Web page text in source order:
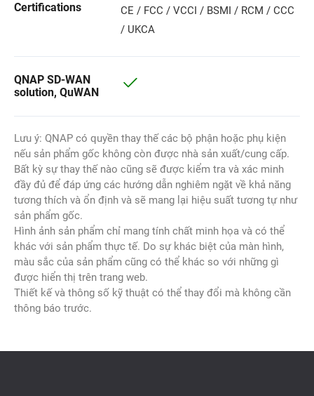
Certifications
CE / FCC / VCCI / BSMI / RCM / CCC
/ UKCA
QNAP SD-WAN
solution, QuWAN
Lưu ý: QNAP có quyền thay thế các bộ phận hoặc phụ kiện
nếu sản phẩm gốc không còn được nhà sản xuất/cung cấp.
Bất kỳ sự thay thế nào cũng sẽ được kiểm tra và xác minh
đầy đủ để đáp ứng các hướng dẫn nghiêm ngặt về khả năng
tương thích và ổn định và sẽ mang lại hiệu suất tương tự như
sản phẩm gốc.
Hình ảnh sản phẩm chỉ mang tính chất minh họa và có thể
khác với sản phẩm thực tế. Do sự khác biệt của màn hình,
màu sắc của sản phẩm cũng có thể khác so với những gì
được hiển thị trên trang web.
Thiết kế và thông số kỹ thuật có thể thay đổi mà không cần
thông báo trước.